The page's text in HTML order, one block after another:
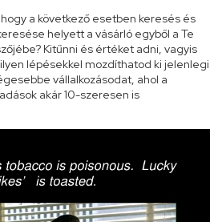
a következő esetben keresés és
helyett a vásárló egyből a Te
Kitűnni és értéket adni, vagyis
lépésekkel mozdíthatod ki jelenlegi
vállalkozásodat, ahol a
akár 10-szeresen is